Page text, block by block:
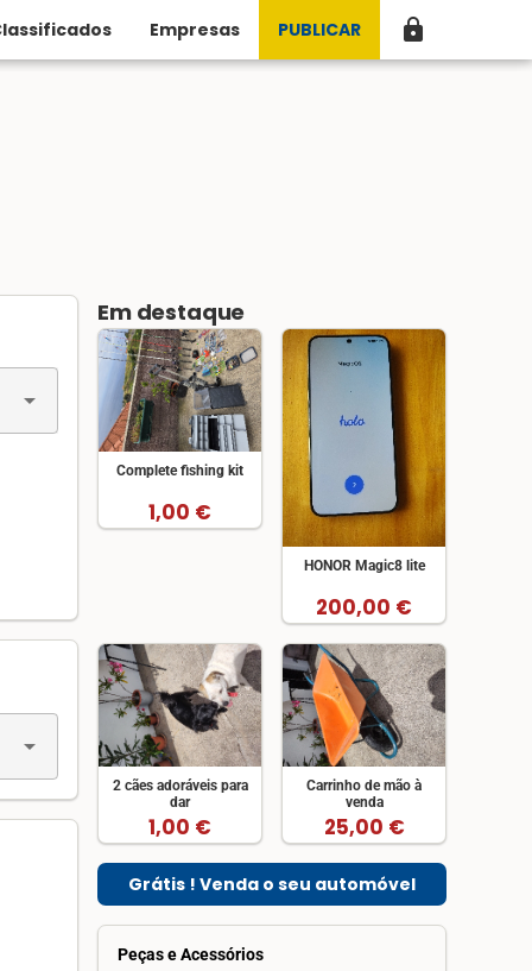
Empresas PUBLICAR lock
arrow_drop_down
arrow_drop_down
Em destaque
Complete fishing kit
1,00 €
HONOR Magic8 lite
200,00 €
2 cães adoráveis para
dar
1,00 €
Carrinho de mão à
venda
25,00 €
Grátis ! Venda o seu automóvel
Peças e Acessórios